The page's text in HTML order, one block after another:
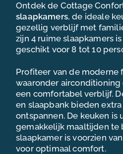
DE MAÏANA
ONZE RESORT
AANBIEDINGEN &
MAÏANA HOLIDAYS
Ontdek de Cottage
slaapkamers, de ideale
gezellig verblijf met
zijn 4 ruime slaapkamers
geschikt voor 8 tot 10
Profiteer van de moderne
waaronder airconditioning
een comfortabel verblijf.
en slaapbank bieden
ontspannen. De keuken is
gemakkelijk maaltijden te
slaapkamer is voorzien
voor optimaal comfort.